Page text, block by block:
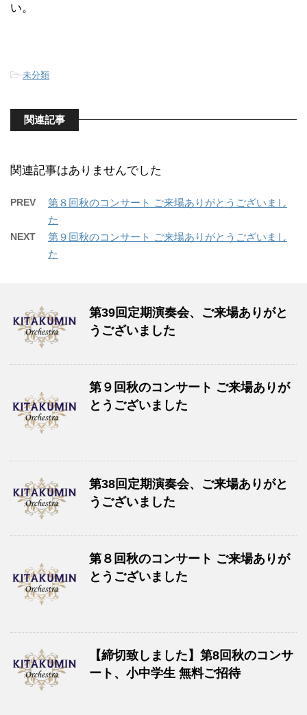
い。
-未分類
関連記事
関連記事はありませんでした
PREV
第８回秋のコンサート ご来場ありがとうございまし
た
NEXT
第９回秋のコンサート ご来場ありがとうございまし
た
第39回定期演奏会、ご来場ありがと
うございました
第９回秋のコンサート ご来場ありが
とうございました
第38回定期演奏会、ご来場ありがと
うございました
第８回秋のコンサート ご来場ありが
とうございました
【締切致しました】第8回秋のコンサ
ート、小中学生 無料ご招待